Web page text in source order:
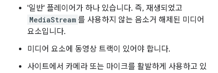
'일반' 플레이어가 하나 있습니다. 즉, 재생되었고
MediaStream 를 사용하지 않는 음소거 해제된 미디어
요소입니다.
미디어 요소에 동영상 트랙이 있어야 합니다.
사이트에서 카메라 또는 마이크를 활발하게 사용하고 있